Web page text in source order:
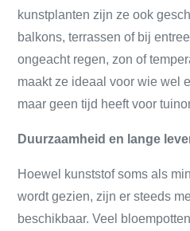
kunstplanten zijn ze ook
balkons, terrassen of bij
ongeacht regen, zon of
maakt ze ideaal voor wie wel
maar geen tijd heeft voor
Duurzaamheid en lange
Hoewel kunststof soms als
wordt gezien, zijn er steeds
beschikbaar. Veel